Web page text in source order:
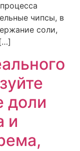
чипсы, в
соли,
доли
и